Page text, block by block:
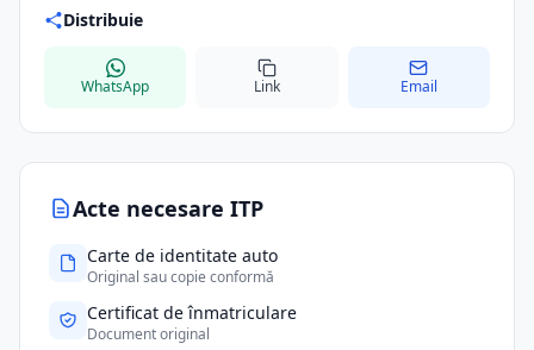
Acte necesare ITP
Carte de identitate auto
Original sau copie conformă
Certificat de înmatriculare
Document original
Distribuie
WhatsApp Link Email